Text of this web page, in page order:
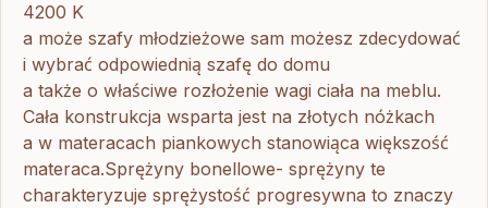
4200 K
a może szafy młodzieżowe sam możesz zdecydować
i wybrać odpowiednią szafę do domu
a także o właściwe rozłożenie wagi ciała na meblu.
Cała konstrukcja wsparta jest na złotych nóżkach
a w materacach piankowych stanowiąca większość
materaca.Sprężyny bonellowe- sprężyny te
charakteryzuje sprężystość progresywna to znaczy